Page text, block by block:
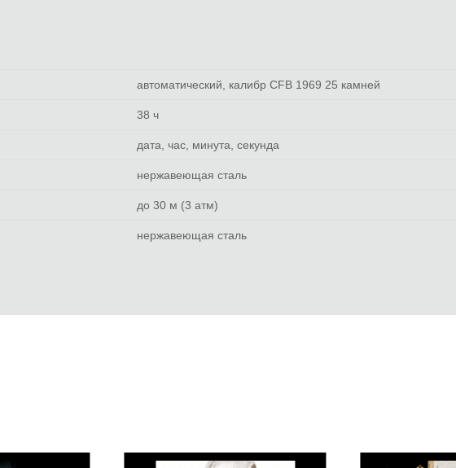
автоматический, калибр CFB 1969 25 камней
38 ч
дата, час, минута, секунда
нержавеющая сталь
до 30 м (3 атм)
нержавеющая сталь